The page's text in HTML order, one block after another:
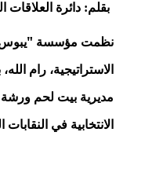
بقلم: دائرة العلاقات
نظمت مؤسسة "يبوس"
الاستراتيجية، رام
مديرية بيت لحم ورشة
الانتخابية في النقابات